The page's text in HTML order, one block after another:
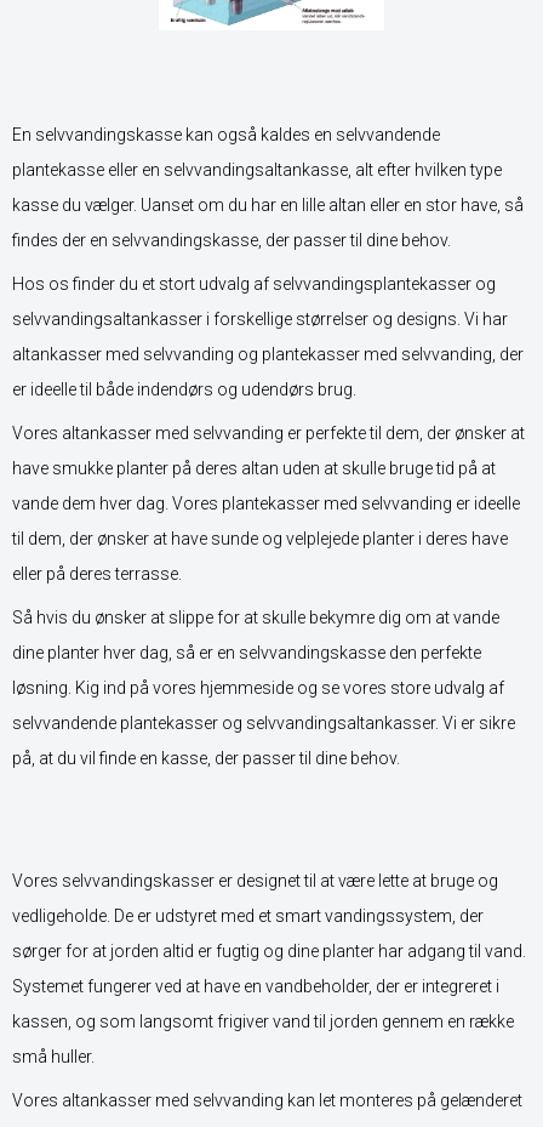
En selvvandingskasse kan også kaldes en selvvandende
plantekasse eller en selvvandingsaltankasse, alt efter hvilken type
kasse du vælger. Uanset om du har en lille altan eller en stor have, så
findes der en selvvandingskasse, der passer til dine behov.
Hos os finder du et stort udvalg af selvvandingsplantekasser og
selvvandingsaltankasser i forskellige størrelser og designs. Vi har
altankasser med selvvanding og plantekasser med selvvanding, der
er ideelle til både indendørs og udendørs brug.
Vores altankasser med selvvanding er perfekte til dem, der ønsker at
have smukke planter på deres altan uden at skulle bruge tid på at
vande dem hver dag. Vores plantekasser med selvvanding er ideelle
til dem, der ønsker at have sunde og velplejede planter i deres have
eller på deres terrasse.
Så hvis du ønsker at slippe for at skulle bekymre dig om at vande
dine planter hver dag, så er en selvvandingskasse den perfekte
løsning. Kig ind på vores hjemmeside og se vores store udvalg af
selvvandende plantekasser og selvvandingsaltankasser. Vi er sikre
på, at du vil finde en kasse, der passer til dine behov.
Vores selvvandingskasser er designet til at være lette at bruge og
vedligeholde. De er udstyret med et smart vandingssystem, der
sørger for at jorden altid er fugtig og dine planter har adgang til vand.
Systemet fungerer ved at have en vandbeholder, der er integreret i
kassen, og som langsomt frigiver vand til jorden gennem en række
små huller.
Vores altankasser med selvvanding kan let monteres på gelænderet